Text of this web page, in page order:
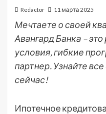
Redactor 11 марта 2025
Мечтаете о своей
Авангард Банка –
условия, гибкие
партнер. Узнайте
сейчас!
Ипотечное